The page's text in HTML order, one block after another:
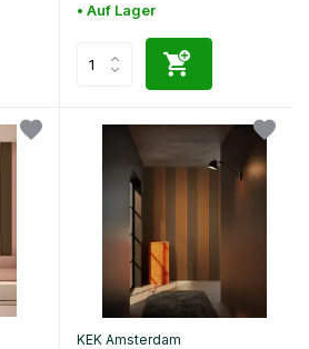
• Auf Lager
KEK Amsterdam